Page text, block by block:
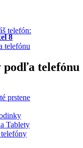
telefón:
8
telefónu
telefónu
prstene
Tablety